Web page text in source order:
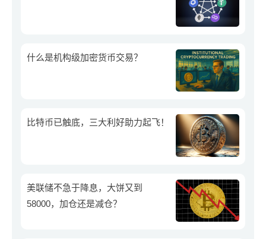
什么是机构级加密货币交易？
比特币已触底，三大利好助力起飞！
美联储不急于降息，大饼又到
58000，加仓还是减仓？